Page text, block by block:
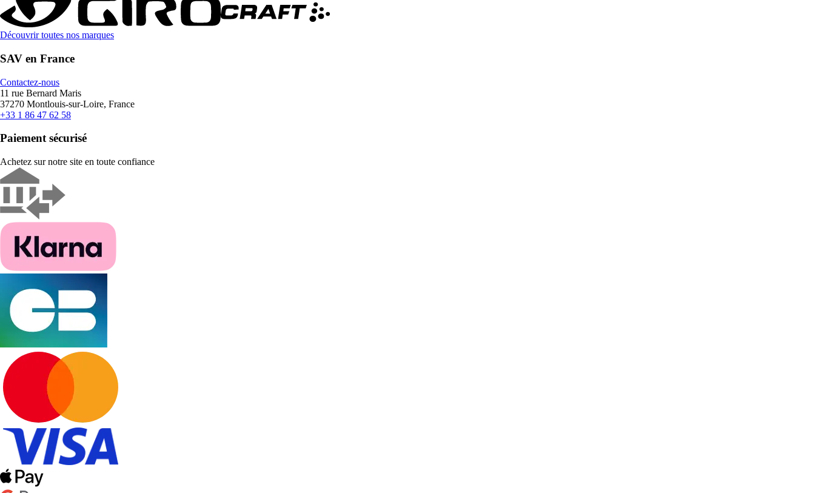
Découvrir toutes nos marques
SAV en France
Contactez-nous
11 rue Bernard Maris
37270 Montlouis-sur-Loire, France
+33 1 86 47 62 58
Paiement sécurisé
Achetez sur notre site en toute confiance